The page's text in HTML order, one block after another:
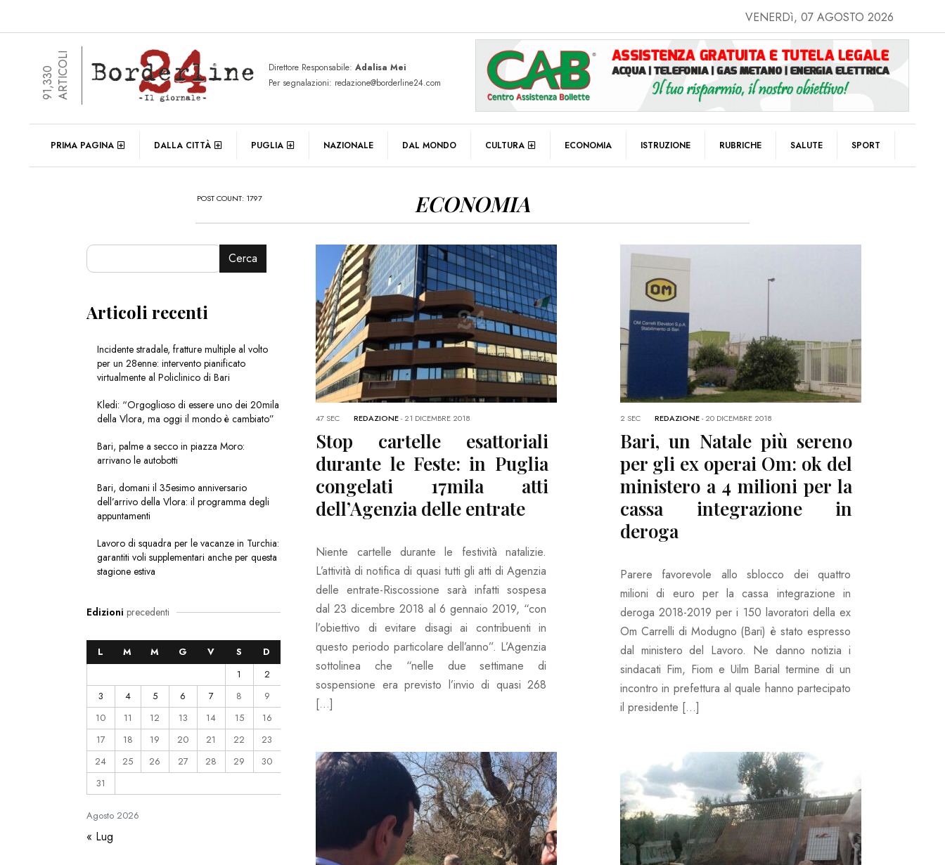
VENERDì, 07 AGOSTO 2026
91,330ARTICOLI Direttore Responsabile: Adalisa Mei
Per segnalazioni: redazione@borderline24.com
PRIMA PAGINA DALLA CITTÀ PUGLIA NAZIONALE DAL MONDO CULTURA ECONOMIA ISTRUZIONE RUBRICHE SALUTE SPORT
POST COUNT: 1797 ECONOMIA
REDAZIONE-21 DICEMBRE 2018
47 SEC
Stop cartelle esattoriali
durante le Feste: in Puglia
congelati 17mila atti
dell’Agenzia delle entrate
Niente cartelle durante le festività natalizie.
L’attività di notifica di quasi tutti gli atti di Agenzia
delle entrate-Riscossione sarà infatti sospesa
dal 23 dicembre 2018 al 6 gennaio 2019, “con
l’obiettivo di evitare disagi ai contribuenti in
questo periodo particolare dell’anno”. L’Agenzia
sottolinea che “nelle due settimane di
sospensione era previsto l’invio di quasi 268
[…]
REDAZIONE-20 DICEMBRE 2018
2 SEC
Bari, un Natale più sereno
per gli ex operai Om: ok del
ministero a 4 milioni per la
cassa integrazione in
deroga
Parere favorevole allo sblocco dei quattro
milioni di euro per la cassa integrazione in
deroga 2018-2019 per i 150 lavoratori della ex
Om Carrelli di Modugno (Bari) è stato espresso
dal ministero del Lavoro. Ne danno notizia i
sindacati Fim, Fiom e Uilm Barial termine di un
incontro in prefettura al quale hanno partecipato
il presidente […]
Cerca
Articoli recenti
Incidente stradale, fratture multiple al volto
per un 28enne: intervento pianificato
virtualmente al Policlinico di Bari
Kledi: “Orgoglioso di essere uno dei 20mila
della Vlora, ma oggi il mondo è cambiato”
Bari, palme a secco in piazza Moro:
arrivano le autobotti
Bari, domani il 35esimo anniversario
dell’arrivo della Vlora: il programma degli
appuntamenti
Lavoro di squadra per le vacanze in Turchia:
garantiti voli supplementari anche per questa
stagione estiva
Edizioni precedenti
Agosto2026
L M M G V S
D
1
2
3
4 5 6 7 8
9
10
11 12 13 14 15
16
17
18 19 20 21 22
23
24
25 26 27 28 29
30
31
« Lug